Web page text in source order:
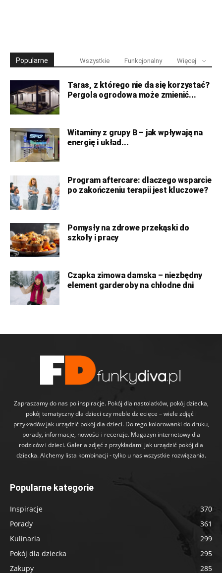
Popularne Wszystkie Funkcjonalny Więcej
Taras, z którego nie da się korzystać?
Pergola ogrodowa może zmienić...
Witaminy z grupy B – jak wpływają na
energię i układ...
Program aftercare: dlaczego wsparcie
po zakończeniu terapii jest kluczowe?
Pomysły na zdrowe przekąski do
szkoły i pracy
Czapka zimowa damska – niezbędny
element garderoby na chłodne dni
Zapraszamy do nas po inspiracje. Pokój dla nastolatków, pokój dziecka,
pokój tematyczny dla dzieci czy meble dziecięce – wiele zdjęć i
przykładów jak urządzić pokój dla dzieci. Do tego kolorowanki do druku,
porady, informacje, nowości i recenzje. Magazyn internetowy dla
rodziców i dzieci. Galeria zdjęć z przykładami jak urządzić pokój dla
dziecka. Alchemy lista kombinacji - tylko u nas wszystkie rozwiązania.
Popularne kategorie
Inspiracje
370
Porady
361
Kulinaria
299
Pokój dla dziecka
295
Zakupy
285